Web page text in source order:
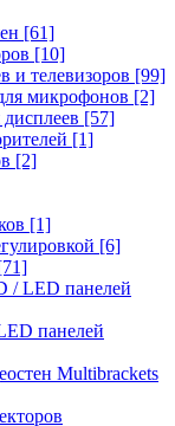
[61]
[10]
и телевизоров [99]
микрофонов [2]
[57]
[1]
[2]
[1]
[6]
/ LED панелей
панелей
Multibrackets